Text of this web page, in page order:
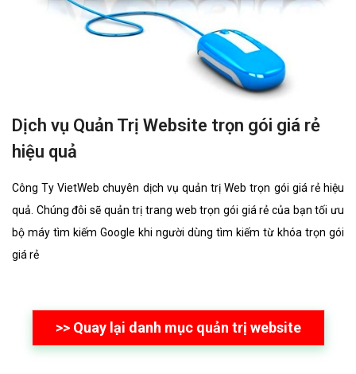
Dịch vụ Quản Trị Website trọn gói giá rẻ
hiệu quả
Công Ty VietWeb chuyên dịch vụ quản trị Web trọn gói giá rẻ hiệu
quả. Chúng đôi sẽ quản trị trang web trọn gói giá rẻ của bạn tối ưu
bộ máy tìm kiếm Google khi người dùng tìm kiếm từ khóa trọn gói
giá rẻ
>> Quay lại danh mục quản trị website